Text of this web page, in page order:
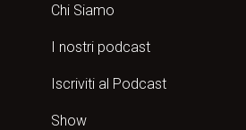
Chi Siamo
I nostri podcast
Iscriviti al Podcast
Show